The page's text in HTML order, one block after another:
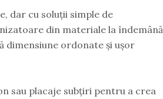
dar cu soluții simple de
din materiale la îndemână
dimensiune ordonate și ușor
sau placaje subțiri pentru a crea